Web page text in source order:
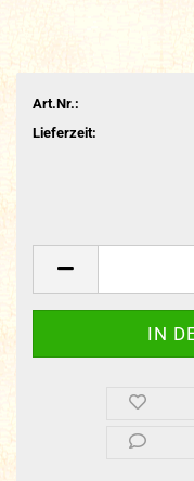
Art.Nr.:
Lieferzeit: